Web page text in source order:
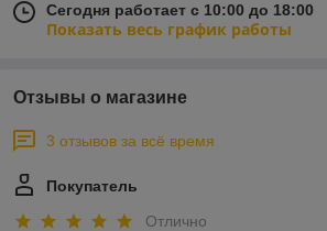
Сегодня работает с 10:00 до 18:00
Показать весь график работы
Отзывы о магазине
3 отзывов за всё время
Покупатель
Отлично